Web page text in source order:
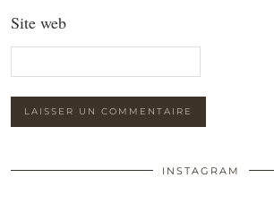
Site web
INSTAGRAM